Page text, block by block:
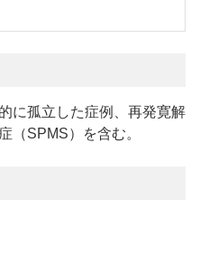
に孤立した症例、再発寛解
（SPMS）を含む。